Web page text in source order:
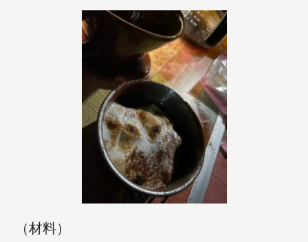
ー
ヒ
（材料）